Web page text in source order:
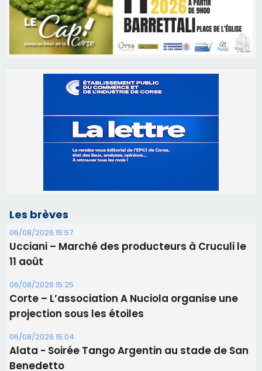
06/08/2026 15:57
Ucciani – Marché des producteurs à Cruculi le
Corte – L’association A Nuciola organise une
projection sous les étoiles
06/08/2026 15:04
Alata - Soirée Tango Argentin au stade de San
Benedetto
05/08/2026 09:53
Biguglia : messe de la Sainte-Marie et
procession le 14 août
31/07/2026 08:24
Tennis - Début ce week-end du tournoi du
RCPV